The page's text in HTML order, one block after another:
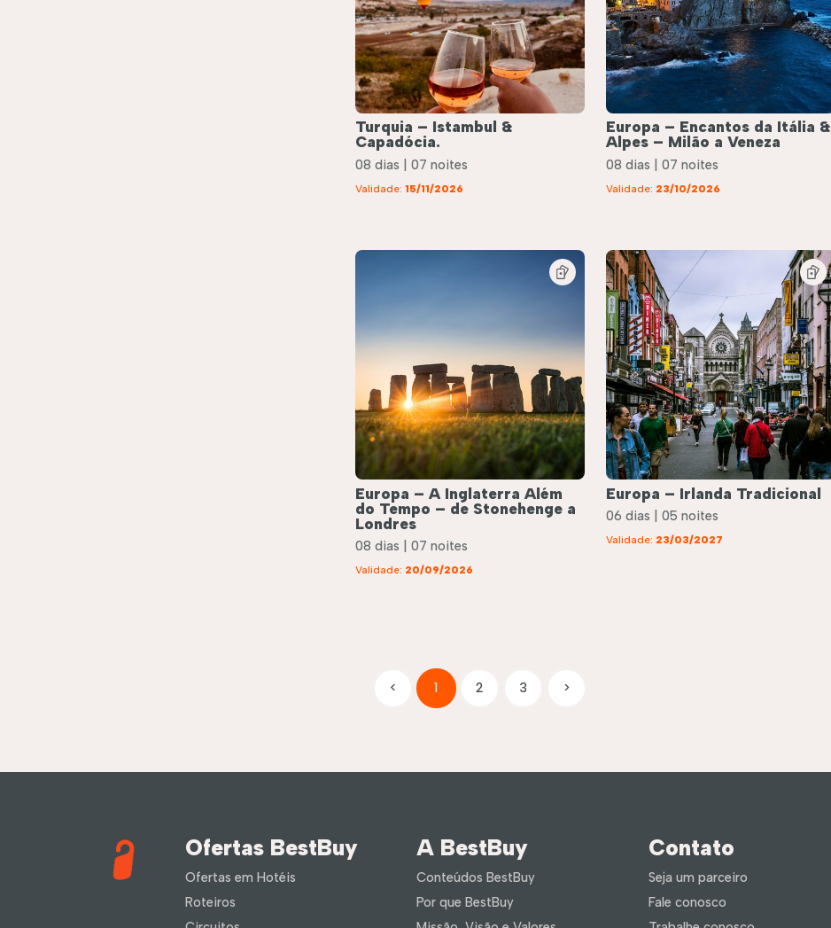
Turquia – Istambul &
Capadócia.
08 dias | 07 noites
Validade: 15/11/2026
Europa – Encantos da Itália &
Alpes – Milão a Veneza
08 dias | 07 noites
Validade: 23/10/2026
Europa – A Inglaterra Além
do Tempo – de Stonehenge a
Londres
08 dias | 07 noites
Validade: 20/09/2026
Europa – Irlanda Tradicional
06 dias | 05 noites
Validade: 23/03/2027
< 1 2 3 >
Ofertas BestBuy
Ofertas em Hotéis
Roteiros
A BestBuy
Conteúdos BestBuy
Por que BestBuy
Contato
Seja um parceiro
Fale conosco